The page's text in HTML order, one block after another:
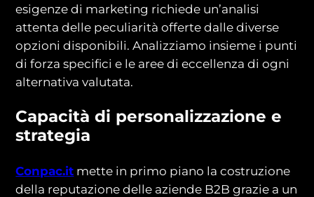
esigenze di marketing richiede un’analisi
attenta delle peculiarità offerte dalle diverse
opzioni disponibili. Analizziamo insieme i punti
di forza specifici e le aree di eccellenza di ogni
alternativa valutata.
Capacità di personalizzazione e
strategia
Conpac.it mette in primo piano la costruzione
della reputazione delle aziende B2B grazie a un